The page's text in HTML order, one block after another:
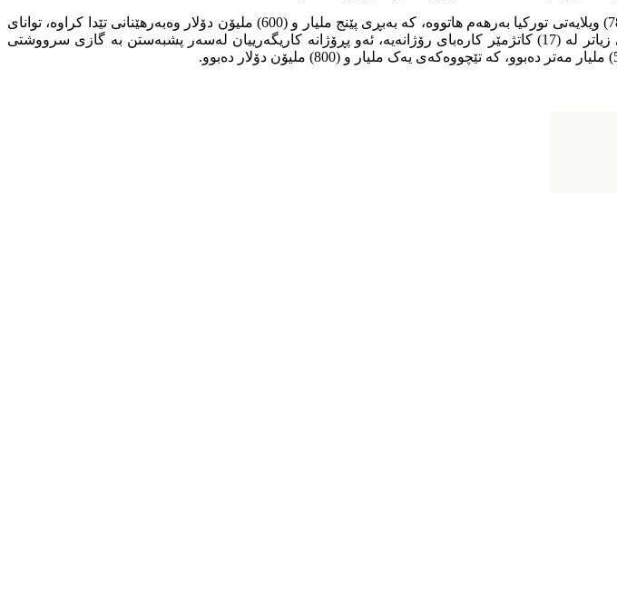
لە ساڵى (2025) هەزار و (110) وێستگە بە قەبارەى جیاواز بۆ بەرهەمهێنانى کارە بۆ خزمەتگوزاریى لە (78) ویلایەتى تورکیا بەرهەم هاتووە، کە بەبڕى پێنج ملیار و (600) مليۆن دۆلار وەبەرهێنانى تێدا کراوە، تواناى
بەرهەمهێنانى کارەباى گەیشتۆتە هەشت هەزار و (313) مێگاوات، دابینکردنى کارەباى ساڵانەى بە بڕى زیاتر لە (17) کاتژمێر کارەباى رۆژانەیە، ئەو پڕۆژانە کاریگەرییان لەسەر پشبەستن بە گازى سرووشتى